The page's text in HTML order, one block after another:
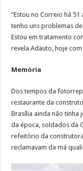
“Estou no Correio há
tenho uns problemas
Estou em tratamento
revela Adauto, hoje com
Memória
Dos tempos da
restaurante da
Brasília ainda não tinha
da época, soldados da
refeitório da
reclamavam da má